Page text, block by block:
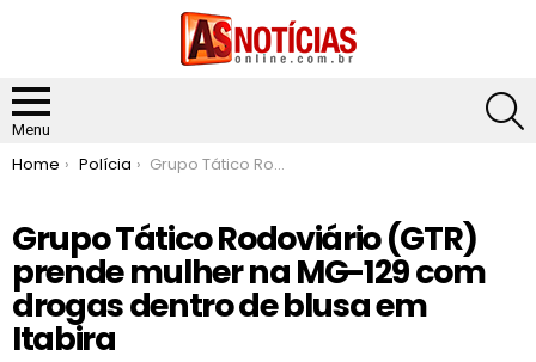
Menu
You are here:
Home Polícia Grupo Tático Rodoviário (GTR) prende mulher na MG-129 com drogas dentro de blusa em Itabira
Grupo Tático Rodoviário (GTR)
prende mulher na MG-129 com
drogas dentro de blusa em
Itabira